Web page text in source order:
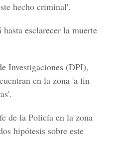
hecho criminal'.
hasta esclarecer la muerte
Investigaciones (DPI),
en la zona 'a fin
de la Policía en la zona
hipótesis sobre este